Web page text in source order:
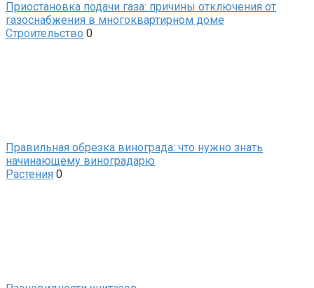
Приостановка подачи газа: причины отключения от
газоснабжения в многоквартирном доме
Строительство 0
Правильная обрезка винограда: что нужно знать
начинающему виноградарю
Растения 0